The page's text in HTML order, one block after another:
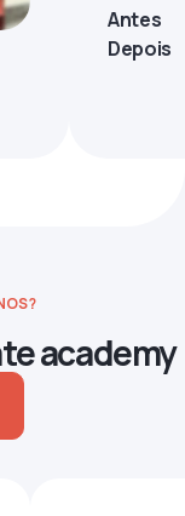
Antes
Depois
academy